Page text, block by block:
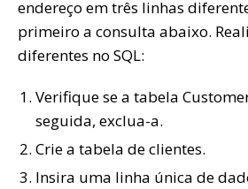
endereço em três linhas
primeiro a consulta abaixo.
diferentes no SQL:
Verifique se a tabela
seguida, exclua-a.
Crie a tabela de clientes.
Insira uma linha única de